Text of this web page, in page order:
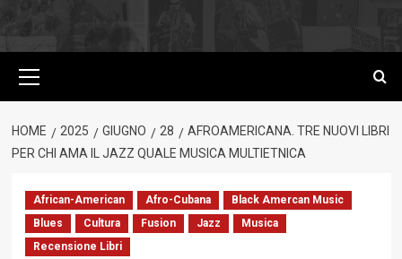
principale
HOME 2025 GIUGNO 28
AFROAMERICANA. TRE NUOVI LIBRI
PER CHI AMA IL JAZZ QUALE MUSICA MULTIETNICA
African-American Afro-Cubana
Black Amercan Music
Blues
Cultura Fusion Jazz
Musica
Recensione Libri